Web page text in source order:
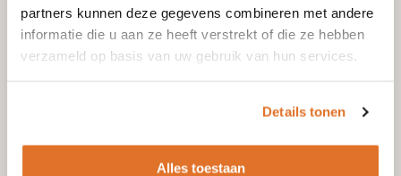
partners kunnen deze gegevens combineren met andere
informatie die u aan ze heeft verstrekt of die ze hebben
verzameld op basis van uw gebruik van hun services.
Details tonen
Alles toestaan